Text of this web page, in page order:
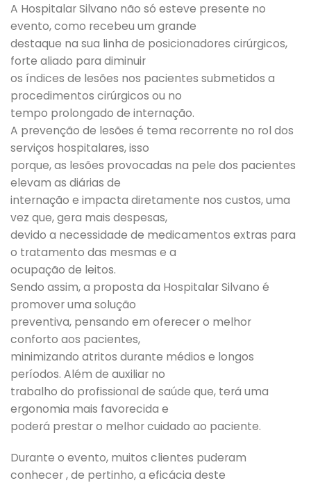
A Hospitalar Silvano não só esteve presente no
evento, como recebeu um grande
destaque na sua linha de posicionadores cirúrgicos,
forte aliado para diminuir
os índices de lesões nos pacientes submetidos a
procedimentos cirúrgicos ou no
tempo prolongado de internação.
A prevenção de lesões é tema recorrente no rol dos
serviços hospitalares, isso
porque, as lesões provocadas na pele dos pacientes
elevam as diárias de
internação e impacta diretamente nos custos, uma
vez que, gera mais despesas,
devido a necessidade de medicamentos extras para
o tratamento das mesmas e a
ocupação de leitos.
Sendo assim, a proposta da Hospitalar Silvano é
promover uma solução
preventiva, pensando em oferecer o melhor
conforto aos pacientes,
minimizando atritos durante médios e longos
períodos. Além de auxiliar no
trabalho do profissional de saúde que, terá uma
ergonomia mais favorecida e
poderá prestar o melhor cuidado ao paciente.
Durante o evento, muitos clientes puderam
conhecer , de pertinho, a eficácia deste